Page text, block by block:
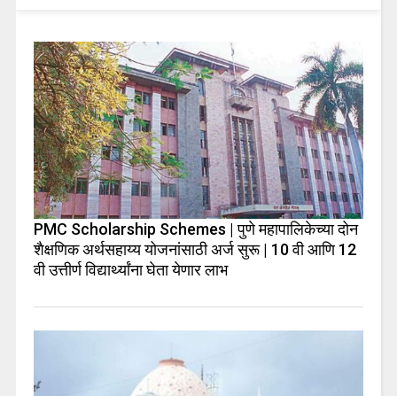
PMC Scholarship Schemes | पुणे महापालिकेच्या दोन
शैक्षणिक अर्थसहाय्य योजनांसाठी अर्ज सुरू | 10 वी आणि 12
वी उत्तीर्ण विद्यार्थ्यांना घेता येणार लाभ